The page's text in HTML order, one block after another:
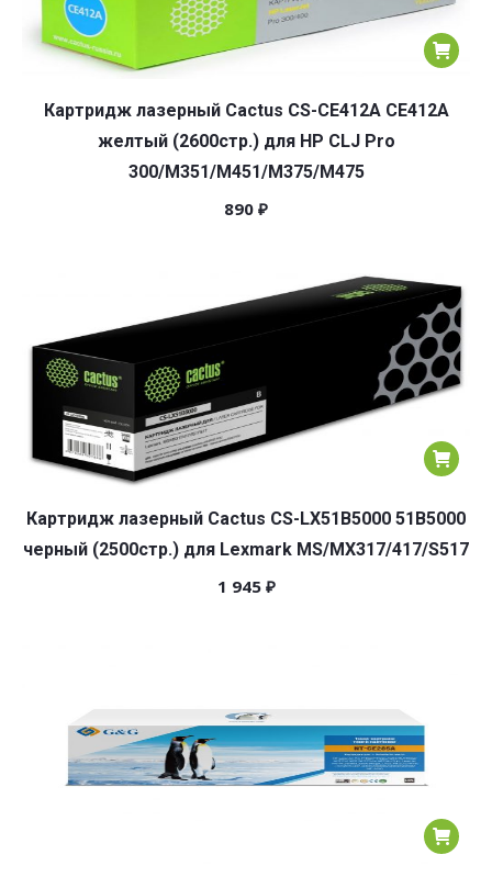
Картридж лазерный Cactus CS-CE412A CE412A
желтый (2600стр.) для HP CLJ Pro
300/M351/M451/M375/M475
890 ₽
Картридж лазерный Cactus CS-LX51B5000 51B5000
черный (2500стр.) для Lexmark MS/MX317/417/S517
1 945 ₽